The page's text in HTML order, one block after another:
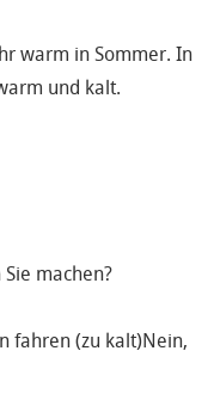
warm in Sommer. In
und kalt.
machen?
fahren (zu kalt)Nein,